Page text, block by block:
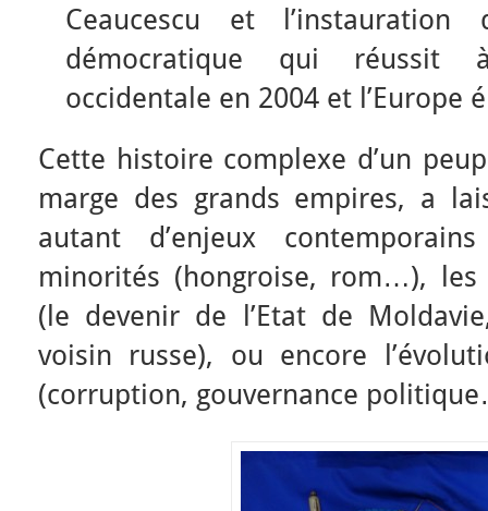
Ceaucescu et l’instauration
démocratique qui réussit
occidentale en 2004 et l’Europe
Cette histoire complexe d’un
marge des grands empires, a
autant d’enjeux
minorités (hongroise, rom…), les
(le devenir de l’Etat de
voisin russe), ou encore
(corruption, gouvernance